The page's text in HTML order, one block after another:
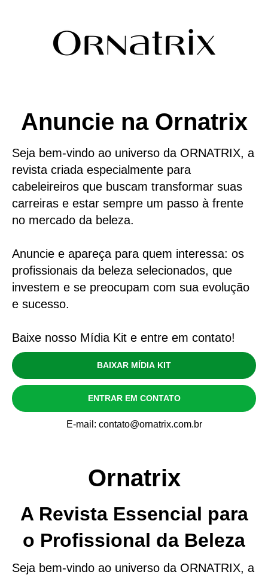
Anuncie na Ornatrix
Seja bem-vindo ao universo da ORNATRIX, a
revista criada especialmente para
cabeleireiros que buscam transformar suas
carreiras e estar sempre um passo à frente
no mercado da beleza.
Anuncie e apareça para quem interessa: os
profissionais da beleza selecionados, que
investem e se preocupam com sua evolução
e sucesso.
Baixe nosso Mídia Kit e entre em contato!
BAIXAR MÍDIA KIT
ENTRAR EM CONTATO
E-mail: contato@ornatrix.com.br
Ornatrix
A Revista Essencial para
o Profissional da Beleza
Seja bem-vindo ao universo da ORNATRIX, a